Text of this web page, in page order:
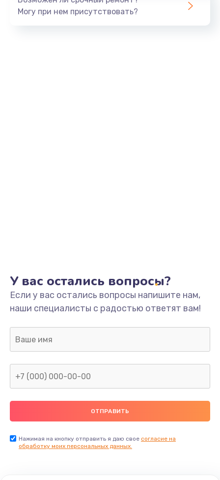
Могу при нем присутствовать?
У вас остались вопросы?
Если у вас остались вопросы напишите нам,
наши специалисты с радостью ответят вам!
Нажимая на кнопку отправить я даю свое согласие на
обработку моих персональных данных.